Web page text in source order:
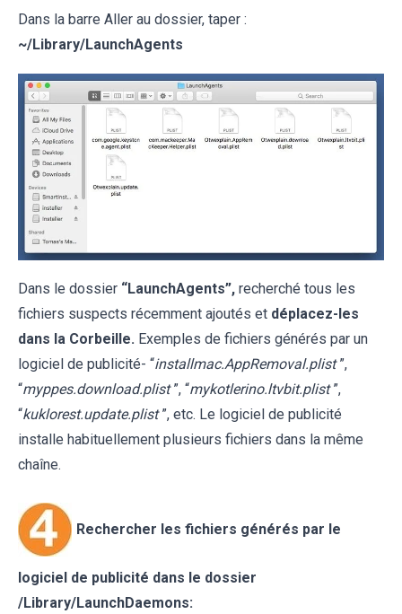
Dans la barre Aller au dossier, taper :
~/Library/LaunchAgents
Dans le dossier “LaunchAgents”, recherché tous les
fichiers suspects récemment ajoutés et déplacez-les
dans la Corbeille. Exemples de fichiers générés par un
logiciel de publicité- “installmac.AppRemoval.plist ”,
“myppes.download.plist ”, “mykotlerino.ltvbit.plist ”,
“kuklorest.update.plist ”, etc. Le logiciel de publicité
installe habituellement plusieurs fichiers dans la même
chaîne.
Rechercher les fichiers générés par le
logiciel de publicité dans le dossier
/Library/LaunchDaemons: